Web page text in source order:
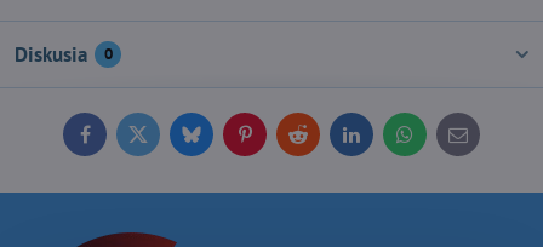
Diskusia 0
FacebookTwitterBlueskyPinterestReddit LinkedInWhatsApp
E-
mail